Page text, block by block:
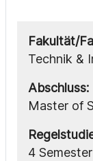
Fakultät/
Technik &
Abschluss:
Master of
4 Semester